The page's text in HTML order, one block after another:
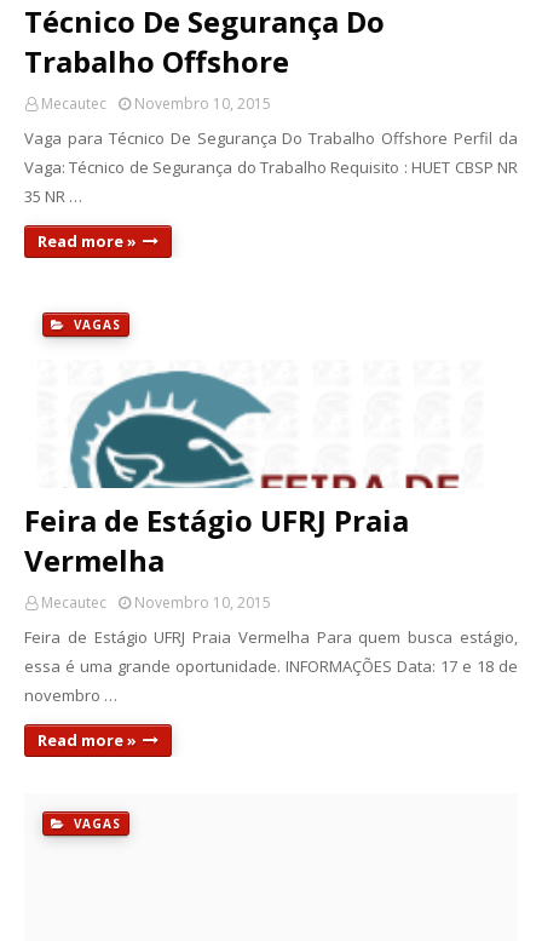
Técnico De Segurança Do
Trabalho Offshore
Mecautec Novembro 10, 2015
Vaga para Técnico De Segurança Do Trabalho Offshore Perfil da
Vaga: Técnico de Segurança do Trabalho Requisito : HUET CBSP NR
35 NR …
Read more »
VAGAS
Feira de Estágio UFRJ Praia
Vermelha
Mecautec Novembro 10, 2015
Feira de Estágio UFRJ Praia Vermelha Para quem busca estágio,
essa é uma grande oportunidade. INFORMAÇÕES Data: 17 e 18 de
novembro …
Read more »
VAGAS